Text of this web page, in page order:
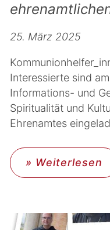
25. März 2025
Interessierte sind
Informations- und
Spiritualität und
Ehrenamtes
» Weiterlesen